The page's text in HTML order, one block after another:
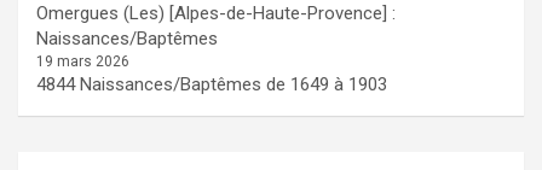
Omergues (Les) [Alpes-de-Haute-Provence] :
Naissances/Baptêmes
19 mars 2026
4844 Naissances/Baptêmes de 1649 à 1903